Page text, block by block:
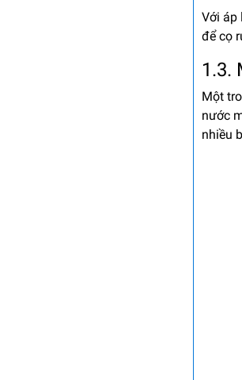
Với áp
để cọ
1.3.
Một
nước
nhiều